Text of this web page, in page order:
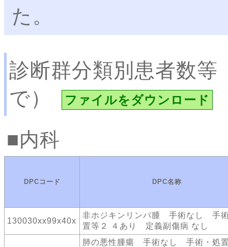
た。
診断群分類別患者数等
で）
ファイルをダウンロード
内科
DPCコード DPC名称
130030xx99x40x
非ホジキンリンパ腫 手術なし 手
置等２ ４あり 定義副傷病 なし
肺の悪性腫瘍 手術なし 手術・処